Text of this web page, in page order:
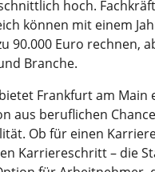
hoch.
können mit einem
90.000 Euro rechnen,
Branche.
Frankfurt am Main
aus beruflichen
Ob für einen
Karriereschritt – die